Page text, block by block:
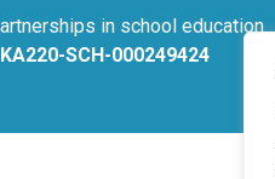
in school education
SCH-000249424